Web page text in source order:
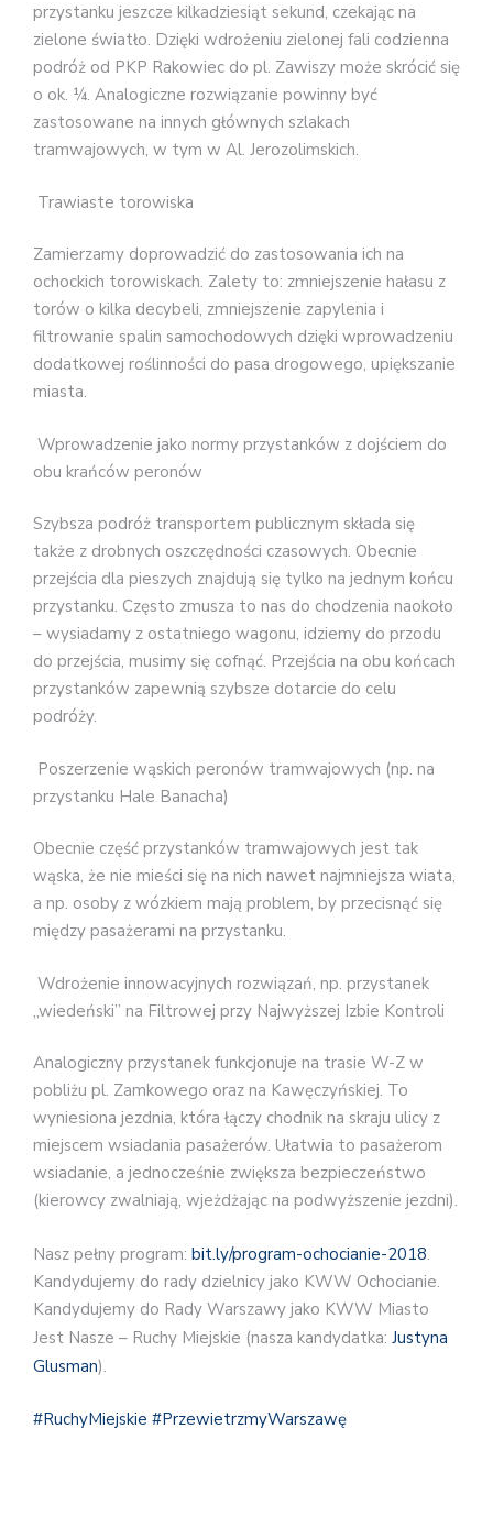
przystanku jeszcze kilkadziesiąt sekund, czekając na
zielone światło. Dzięki wdrożeniu zielonej fali codzienna
podróż od PKP Rakowiec do pl. Zawiszy może skrócić się
o ok. ¼. Analogiczne rozwiązanie powinny być
zastosowane na innych głównych szlakach
tramwajowych, w tym w Al. Jerozolimskich.
Trawiaste torowiska
Zamierzamy doprowadzić do zastosowania ich na
ochockich torowiskach. Zalety to: zmniejszenie hałasu z
torów o kilka decybeli, zmniejszenie zapylenia i
filtrowanie spalin samochodowych dzięki wprowadzeniu
dodatkowej roślinności do pasa drogowego, upiększanie
miasta.
Wprowadzenie jako normy przystanków z dojściem do
obu krańców peronów
Szybsza podróż transportem publicznym składa się
także z drobnych oszczędności czasowych. Obecnie
przejścia dla pieszych znajdują się tylko na jednym końcu
przystanku. Często zmusza to nas do chodzenia naokoło
– wysiadamy z ostatniego wagonu, idziemy do przodu
do przejścia, musimy się cofnąć. Przejścia na obu końcach
przystanków zapewnią szybsze dotarcie do celu
podróży.
Poszerzenie wąskich peronów tramwajowych (np. na
przystanku Hale Banacha)
Obecnie część przystanków tramwajowych jest tak
wąska, że nie mieści się na nich nawet najmniejsza wiata,
a np. osoby z wózkiem mają problem, by przecisnąć się
między pasażerami na przystanku.
Wdrożenie innowacyjnych rozwiązań, np. przystanek
„wiedeński” na Filtrowej przy Najwyższej Izbie Kontroli
Analogiczny przystanek funkcjonuje na trasie W-Z w
pobliżu pl. Zamkowego oraz na Kawęczyńskiej. To
wyniesiona jezdnia, która łączy chodnik na skraju ulicy z
miejscem wsiadania pasażerów. Ułatwia to pasażerom
wsiadanie, a jednocześnie zwiększa bezpieczeństwo
(kierowcy zwalniają, wjeżdżając na podwyższenie jezdni).
Nasz pełny program: bit.ly/program-ochocianie-2018.
Kandydujemy do rady dzielnicy jako KWW Ochocianie.
Kandydujemy do Rady Warszawy jako KWW Miasto
Jest Nasze – Ruchy Miejskie (nasza kandydatka: Justyna
Glusman).
#RuchyMiejskie #PrzewietrzmyWarszawę